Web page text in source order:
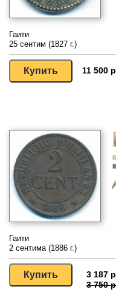
Гаити
25 сентим (1827 г.)
11 500
Гаити
2 сентима (1886 г.)
3 187
3 750